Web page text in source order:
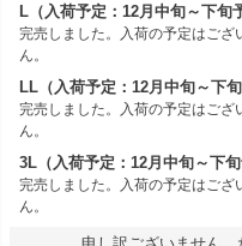
L（入荷予定：12月中旬～下旬
完売しました。入荷の予定はござ
ん。
LL（入荷予定：12月中旬～下旬
完売しました。入荷の予定はござ
ん。
3L（入荷予定：12月中旬～下旬
完売しました。入荷の予定はござ
ん。